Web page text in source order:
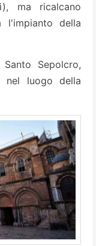
ma ricalcano
l'impianto della
Sepolcro,
nel luogo della